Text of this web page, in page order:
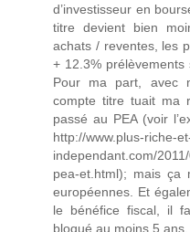
d’investisseur en
titre devient bien
achats / reventes, les
+ 12.3%
Pour ma part, avec
compte titre tuait ma
passé au PEA (voir
http://www.plus-riche-
independant.com/
pea-et.html); mais ça
européennes. Et
le bénéfice fiscal, il
bloqué au moins 5